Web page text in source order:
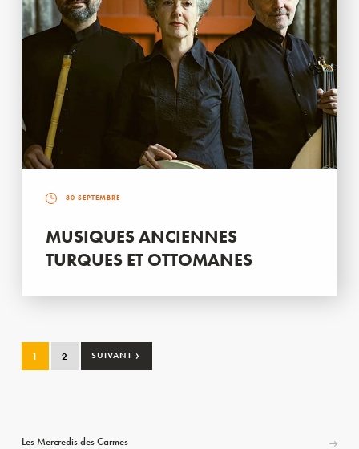
30 SEPTEMBRE
MUSIQUES ANCIENNES
TURQUES ET OTTOMANES
1 2 SUIVANT ›
Les Mercredis des Carmes